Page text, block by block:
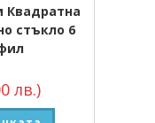
Квадратна
стъкло 6
лв.)